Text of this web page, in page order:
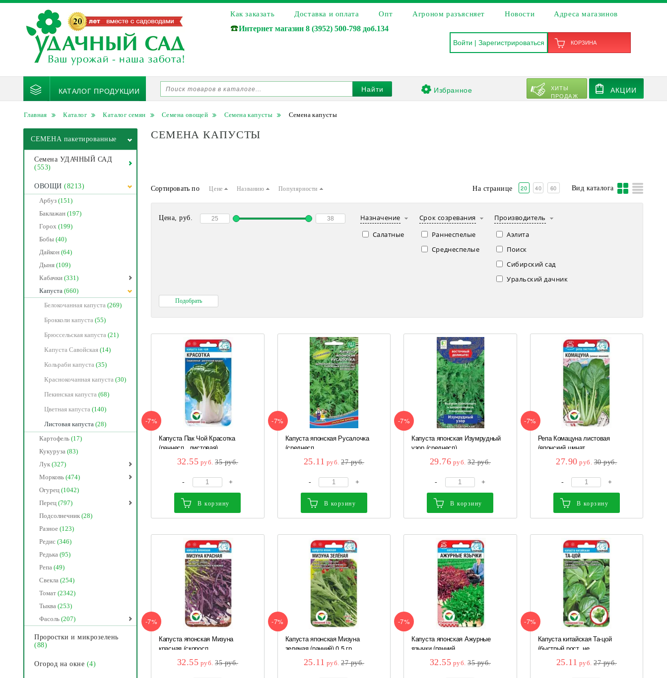
Как заказать Доставка и оплата Опт Агроном разъясняет Новости Адреса магазинов
☎️Интернет магазин 8 (3952) 500-798 доб.134
Войти | Зарегистрироваться КОРЗИНА
КАТАЛОГ ПРОДУКЦИИ Найти Избранное
ХИТЫ
ПРОДАЖ
АКЦИИ
Главная Каталог Каталог семян Семена овощей Семена капусты Семена капусты
СЕМЕНА пакетированные
Семена УДАЧНЫЙ САД
(553)
ОВОЩИ (8213)
Арбуз (151)
Баклажан (197)
Горох (199)
Бобы (40)
Дайкон (64)
Дыня (109)
Кабачки (331)
Капуста (660)
Белокочанная капуста (269)
Брокколи капуста (55)
Брюссельская капуста (21)
Капуста Савойская (14)
Кольраби капуста (35)
Краснокочанная капуста (30)
Пекинская капуста (68)
Цветная капуста (140)
Листовая капуста (28)
Картофель (17)
Кукуруза (83)
Лук (327)
Морковь (474)
Огурец (1042)
Перец (797)
Подсолнечник (28)
Разное (123)
Редис (346)
Редька (95)
Репа (49)
Свекла (254)
Томат (2342)
Тыква (253)
Фасоль (207)
Проростки и микрозелень
(88)
Огород на окне (4)
СЕМЕНА КАПУСТЫ
Сортировать по Цене Названию Популярности На странице 20 40 60 Вид каталога
Цена, руб.
Назначение
Салатные
Срок созревания
Раннеспелые
Среднеспелые
Производитель
Аэлита
Поиск
Сибирский сад
Уральский дачник
-7%
Капуста Пак Чой Красотка
(раннесп., листовая)...
32.55 руб. 35руб.
- +
В корзину
-7%
Капуста японская Русалочка
(среднесп,...
25.11 руб. 27руб.
- +
В корзину
-7%
Капуста японская Изумрудный
узор (среднесп) ...
29.76 руб. 32руб.
- +
В корзину
-7%
Репа Комацуна листовая
(японский шинат,...
27.90 руб. 30руб.
- +
В корзину
-7%
Капуста японская Мизуна
красная (скоросп,...
32.55 руб. 35руб.
-7%
Капуста японская Мизуна
зеленая (ранний) 0,5 гр...
25.11 руб. 27руб.
-7%
Капуста японская Ажурные
язычки (ранний,...
32.55 руб. 35руб.
-7%
Капуста китайская Та-цой
(быстрый рост, не...
25.11 руб. 27руб.